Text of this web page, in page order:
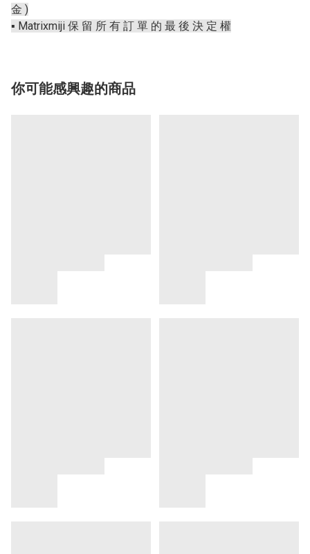
金 )
▪️ Matrixmiji 保 留 所 有 訂 單 的 最 後 決 定 權
你可能感興趣的商品